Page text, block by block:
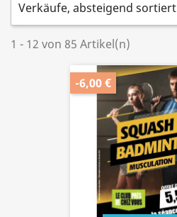
Verkäufe, absteigend sortiert
1 - 12 von 85 Artikel(n)
-6,00 €